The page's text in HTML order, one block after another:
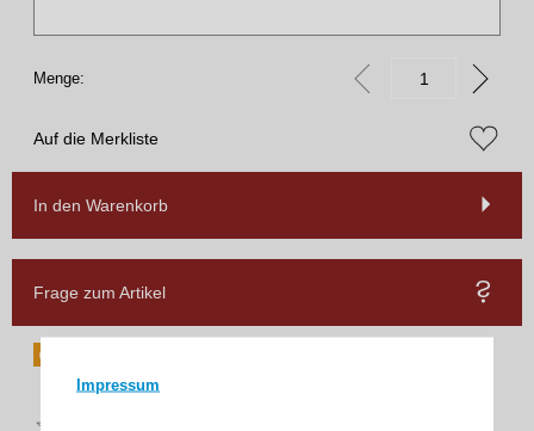
Impressum
Menge:
Auf die Merkliste
In den Warenkorb
Frage zum Artikel